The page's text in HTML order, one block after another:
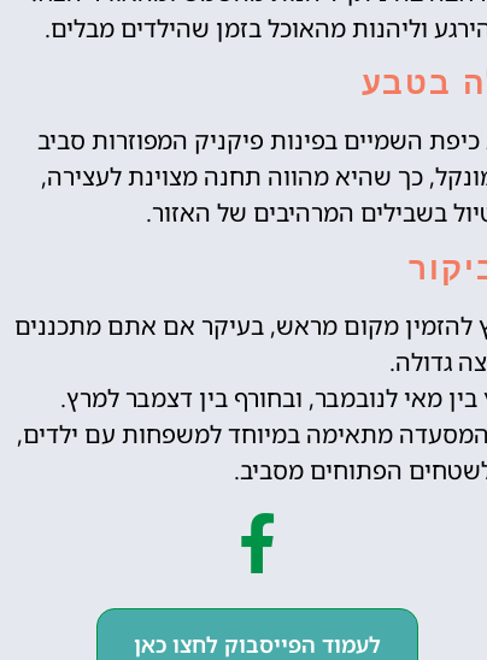
וליהנות מהאוכל בזמן שהילדים מבלים.
בטבע
השמיים בפינות פיקניק המפוזרות סביב
כך שהיא מהווה תחנה מצוינת לעצירה,
בשבילים המרהיבים של האזור.
להזמין מקום מראש, בעיקר אם אתם מתכננים
גדולה.
מאי לנובמבר, ובחורף בין דצמבר למרץ.
והמסעדה מתאימה במיוחד למשפחות עם ילדים,
הפתוחים מסביב.
לעמוד הפייסבוק לחצו כאן